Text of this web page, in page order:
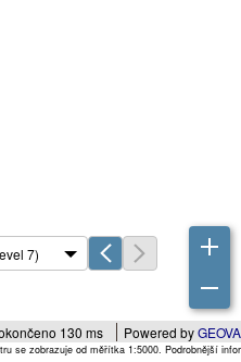
Powered by
130 ms
se zobrazuje od měřítka 1:5000. Podrobnější